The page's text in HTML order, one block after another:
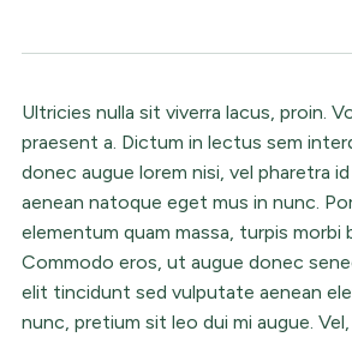
Ultricies nulla sit viverra lacus, proin.
praesent a. Dictum in lectus sem
donec augue lorem nisi, vel pharetra
aenean natoque eget mus in nunc.
elementum quam massa, turpis morbi
Commodo eros, ut augue donec
elit tincidunt sed vulputate aenean
nunc, pretium sit leo dui mi augue.